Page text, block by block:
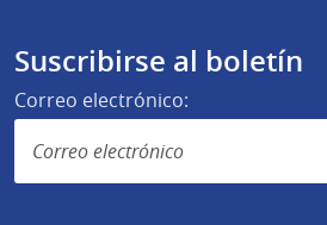
Suscribirse al boletín
Correo electrónico: